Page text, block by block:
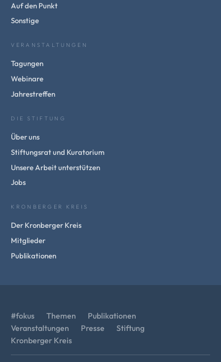
Auf den Punkt
Sonstige
VERANSTALTUNGEN
Tagungen
Webinare
Jahrestreffen
DIE STIFTUNG
Über uns
Stiftungsrat und Kuratorium
Unsere Arbeit unterstützen
Jobs
KRONBERGER KREIS
Der Kronberger Kreis
Mitglieder
Publikationen
#fokus Themen
Publikationen
Veranstaltungen
Presse
Stiftung
Kronberger Kreis